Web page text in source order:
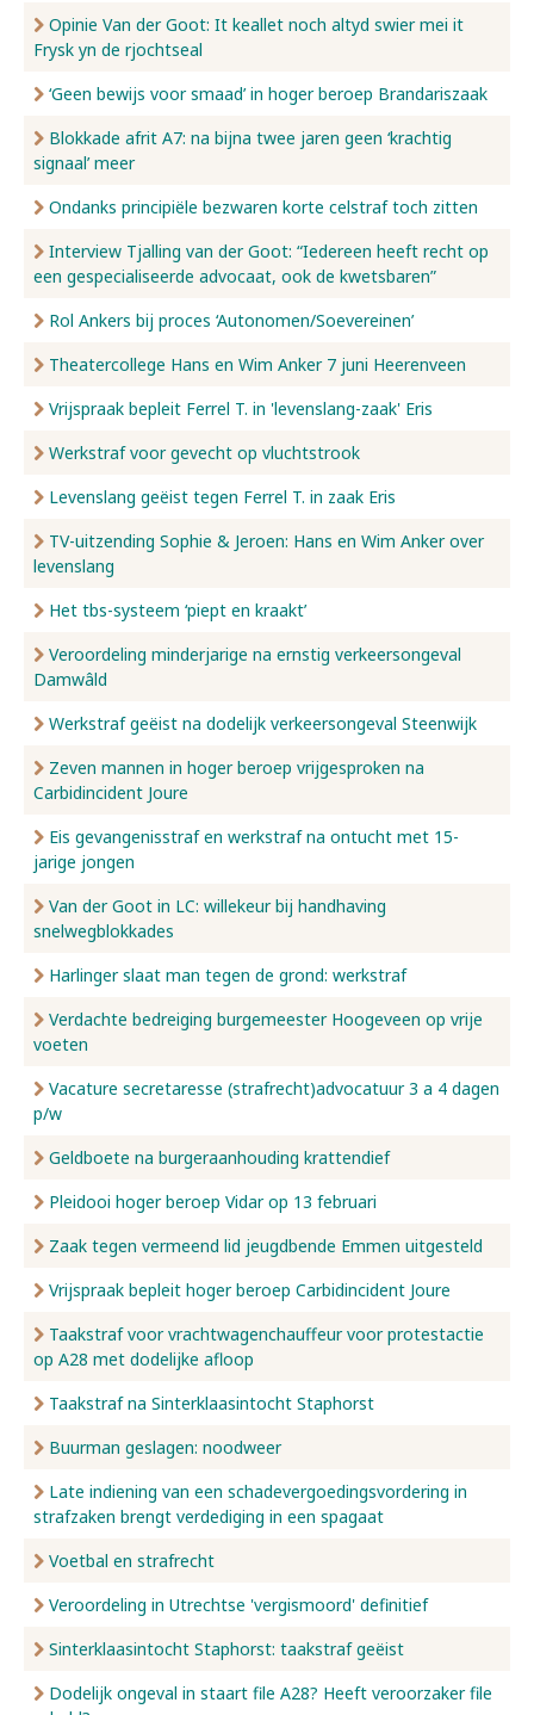
Opinie Van der Goot: It keallet noch altyd swier mei it
Frysk yn de rjochtseal
‘Geen bewijs voor smaad’ in hoger beroep Brandariszaak
Blokkade afrit A7: na bijna twee jaren geen ‘krachtig
signaal’ meer
Ondanks principiële bezwaren korte celstraf toch zitten
Interview Tjalling van der Goot: “Iedereen heeft recht op
een gespecialiseerde advocaat, ook de kwetsbaren”
Rol Ankers bij proces ‘Autonomen/Soevereinen’
Theatercollege Hans en Wim Anker 7 juni Heerenveen
Vrijspraak bepleit Ferrel T. in 'levenslang-zaak' Eris
Werkstraf voor gevecht op vluchtstrook
Levenslang geëist tegen Ferrel T. in zaak Eris
TV-uitzending Sophie & Jeroen: Hans en Wim Anker over
levenslang
Het tbs-systeem ‘piept en kraakt’
Veroordeling minderjarige na ernstig verkeersongeval
Damwâld
Werkstraf geëist na dodelijk verkeersongeval Steenwijk
Zeven mannen in hoger beroep vrijgesproken na
Carbidincident Joure
Eis gevangenisstraf en werkstraf na ontucht met 15-
jarige jongen
Van der Goot in LC: willekeur bij handhaving
snelwegblokkades
Harlinger slaat man tegen de grond: werkstraf
Verdachte bedreiging burgemeester Hoogeveen op vrije
voeten
Vacature secretaresse (strafrecht)advocatuur 3 a 4 dagen
p/w
Geldboete na burgeraanhouding krattendief
Pleidooi hoger beroep Vidar op 13 februari
Zaak tegen vermeend lid jeugdbende Emmen uitgesteld
Vrijspraak bepleit hoger beroep Carbidincident Joure
Taakstraf voor vrachtwagenchauffeur voor protestactie
op A28 met dodelijke afloop
Taakstraf na Sinterklaasintocht Staphorst
Buurman geslagen: noodweer
Late indiening van een schadevergoedingsvordering in
strafzaken brengt verdediging in een spagaat
Voetbal en strafrecht
Veroordeling in Utrechtse 'vergismoord' definitief
Sinterklaasintocht Staphorst: taakstraf geëist
Dodelijk ongeval in staart file A28? Heeft veroorzaker file